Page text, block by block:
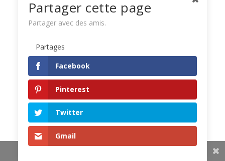
coureur
8.6. A 05:23:55 un jeune saumon ou un ombre
américain est mangé dans le nid inférieur, avec le
coup d'un pic tacheté et le coucou lorgnant .. bon
goût! 🙂
coureur
5.6. Ivo et Liris ont déjà deux poulets à 04:35:50, ils
sont ravis d'être "disponibles" 🙂 Le troisième œuf
Partager cette page
Partager avec des amis.
Partages
Facebook
Pinterest
Twitter
Gmail